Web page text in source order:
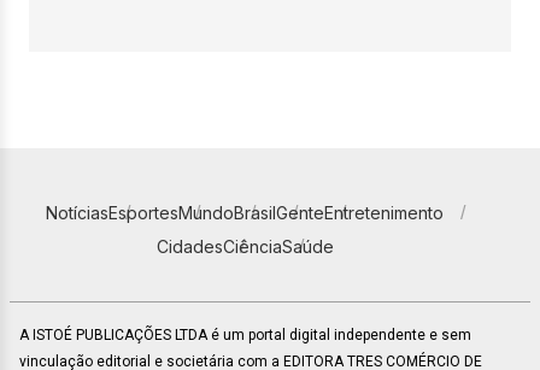
NotíciasEsportesMundoBrasilGenteEntretenimento
CidadesCiênciaSaúde
A ISTOÉ PUBLICAÇÕES LTDA é um portal digital independente e sem
vinculação editorial e societária com a EDITORA TRES COMÉRCIO DE